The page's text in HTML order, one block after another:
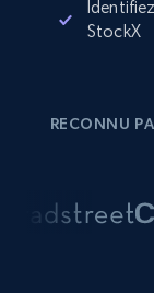
StockX
RECONNU